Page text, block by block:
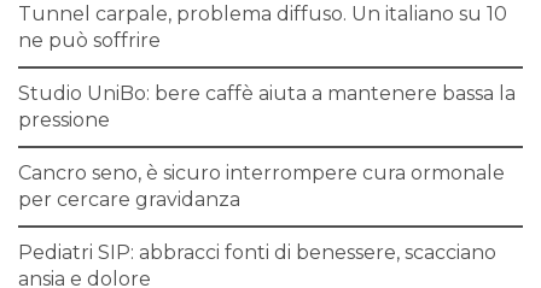
Tunnel carpale, problema diffuso. Un italiano su 10
ne può soffrire
Studio UniBo: bere caffè aiuta a mantenere bassa la
pressione
Cancro seno, è sicuro interrompere cura ormonale
per cercare gravidanza
Pediatri SIP: abbracci fonti di benessere, scacciano
ansia e dolore